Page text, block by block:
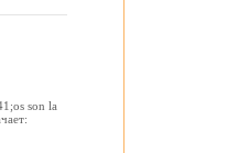
son la